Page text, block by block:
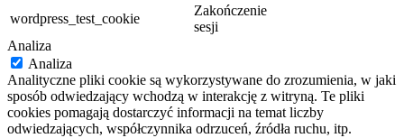
wordpress_test_cookie
Zakończenie
sesji
Analiza
Analiza
Analityczne pliki cookie są wykorzystywane do zrozumienia, w jaki
sposób odwiedzający wchodzą w interakcję z witryną. Te pliki
cookies pomagają dostarczyć informacji na temat liczby
odwiedzających, współczynnika odrzuceń, źródła ruchu, itp.